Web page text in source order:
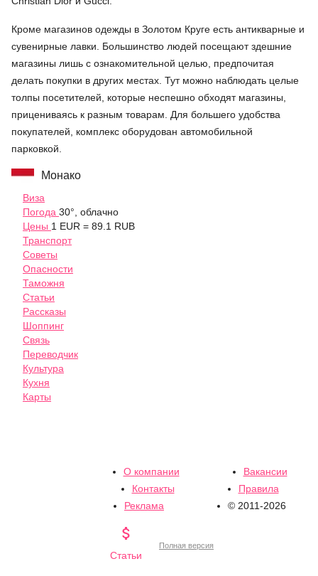
Кроме магазинов одежды в Золотом Круге есть антикварные и
сувенирные лавки. Большинство людей посещают здешние
магазины лишь с ознакомительной целью, предпочитая
делать покупки в других местах. Тут можно наблюдать целые
толпы посетителей, которые неспешно обходят магазины,
прицениваясь к разным товарам. Для большего удобства
покупателей, комплекс оборудован автомобильной
парковкой.
Монако
Виза
Погода 30°, облачно
Цены 1 EUR = 89.1 RUB
Транспорт
Советы
Опасности
Таможня
Статьи
Рассказы
Шоппинг
Связь
Переводчик
Культура
Кухня
Карты
О компании
Вакансии
Контакты
Правила
Реклама
© 2011-2026

Статьи
Полная версия